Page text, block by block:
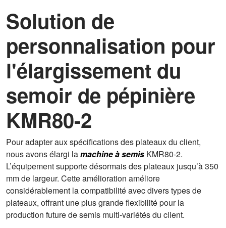
Solution de
personnalisation pour
l'élargissement du
semoir de pépinière
KMR80-2
Pour adapter aux spécifications des plateaux du client,
nous avons élargi lamachine à semis KMR80-2.
L’équipement supporte désormais des plateaux jusqu’à 350
mm de largeur. Cette amélioration améliore
considérablement la compatibilité avec divers types de
plateaux, offrant une plus grande flexibilité pour la
production future de semis multi-variétés du client.